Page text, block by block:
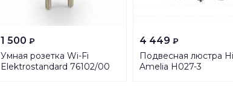
1 500 ₽
Умная розетка Wi-Fi
Elektrostandard 76102/00
4 449 ₽
Подвесная люстра
Amelia H027-3